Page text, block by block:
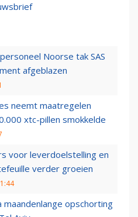
Noorse tak SAS
afgeblazen
neemt maatregelen
xtc-pillen smokkelde
voor leverdoelstelling en
verder groeien
maandenlange opschorting